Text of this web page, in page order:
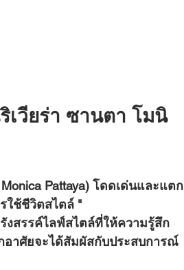
เวียร่า ซานตา โมนิ
Pattaya) โดดเด่นและแตก
ใช้ชีวิตสไตล์ "
งสรรค์ไลฟ์สไตล์ที่ให้ความรู้สึก
อาศัยจะได้สัมผัสกับประสบการณ์